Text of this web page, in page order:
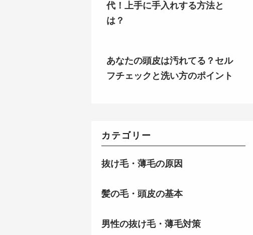
代！上手に手入れする方法と
は？
あなたの頭皮は汚れてる？セル
フチェックと洗い方のポイント
カテゴリー
抜け毛・薄毛の原因
髪の毛・頭皮の基本
男性の抜け毛・薄毛対策